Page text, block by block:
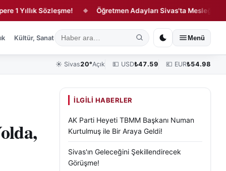
Sözleşme! ◆ Öğretmen Adayları Sivas'ta Mesleğe
Kültür, Sanat ve Tarih Yaşam Sivas Vefat Edenler Köşe
Menü
☀️ Sivas20°Açık 💵 USD₺47.59 💶 EUR₺54.98
İLGILI HABERLER
AK Parti Heyeti TBMM Başkanı Numan
Kurtulmuş ile Bir Araya Geldi!
Sivas'ın Geleceğini Şekillendirecek
Görüşme!